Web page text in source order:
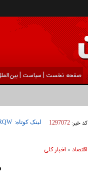
صفحه نخست | سیاست |
کد خبر: 1297072 لینک کوتاه:
اقتصاد» اخبار کلی